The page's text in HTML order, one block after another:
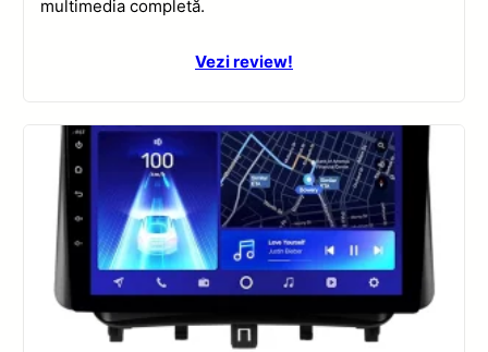
multimedia completă.
Vezi review!